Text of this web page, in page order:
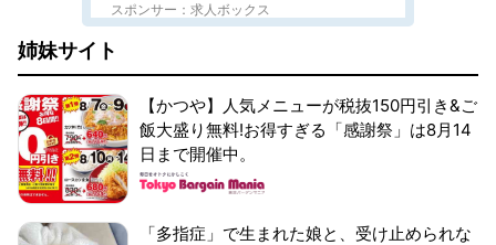
スポンサー：求人ボックス
姉妹サイト
【かつや】人気メニューが税抜150円引き&ご
飯大盛り無料!お得すぎる「感謝祭」は8月14
日まで開催中。
「多指症」で生まれた娘と、受け止められな